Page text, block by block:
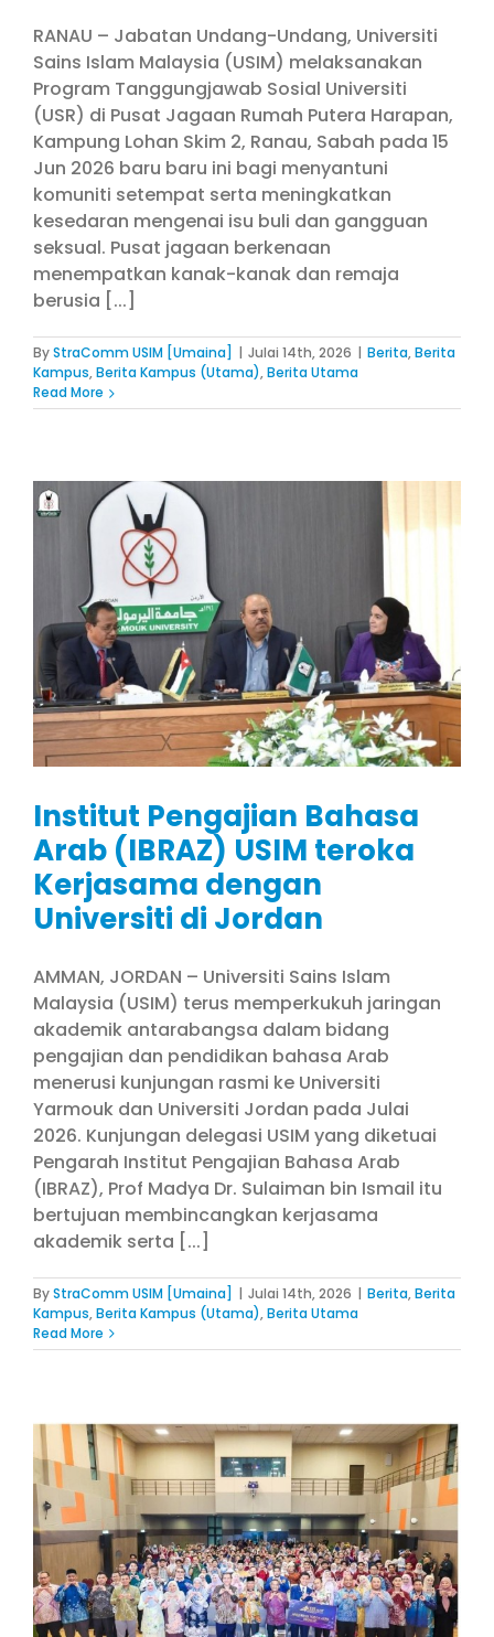
RANAU – Jabatan Undang-Undang, Universiti
Sains Islam Malaysia (USIM) melaksanakan
Program Tanggungjawab Sosial Universiti
(USR) di Pusat Jagaan Rumah Putera Harapan,
Kampung Lohan Skim 2, Ranau, Sabah pada 15
Jun 2026 baru baru ini bagi menyantuni
komuniti setempat serta meningkatkan
kesedaran mengenai isu buli dan gangguan
seksual. Pusat jagaan berkenaan
menempatkan kanak-kanak dan remaja
berusia [...]
ByStraComm USIM [Umaina] | Julai 14th, 2026 | Berita,Berita
Kampus,Berita Kampus (Utama),Berita Utama
Read More
Institut Pengajian Bahasa
Arab (IBRAZ) USIM teroka
Kerjasama dengan
Universiti di Jordan
AMMAN, JORDAN – Universiti Sains Islam
Malaysia (USIM) terus memperkukuh jaringan
akademik antarabangsa dalam bidang
pengajian dan pendidikan bahasa Arab
menerusi kunjungan rasmi ke Universiti
Yarmouk dan Universiti Jordan pada Julai
2026. Kunjungan delegasi USIM yang diketuai
Pengarah Institut Pengajian Bahasa Arab
(IBRAZ), Prof Madya Dr. Sulaiman bin Ismail itu
bertujuan membincangkan kerjasama
akademik serta [...]
ByStraComm USIM [Umaina] | Julai 14th, 2026 | Berita,Berita
Kampus,Berita Kampus (Utama),Berita Utama
Read More